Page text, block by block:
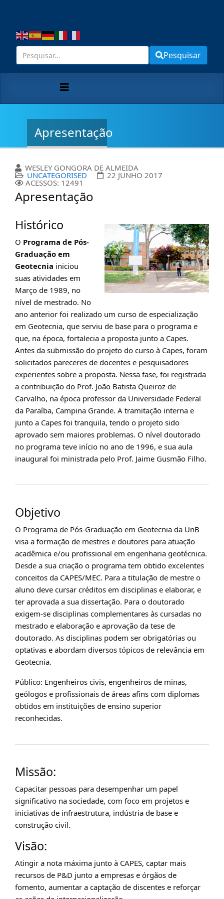
Pesquisar
Apresentação
WESLEY GONGORA DE ALMEIDA
UNCATEGORISED 22 JUNHO 2017
ACESSOS: 12491
Apresentação
Histórico
O Programa de Pós-
Graduação em
Geotecnia iniciou
suas atividades em
Março de 1989, no
nível de mestrado. No
ano anterior foi realizado um curso de especialização
em Geotecnia, que serviu de base para o programa e
que, na época, fortalecia a proposta junto a Capes.
Antes da submissão do projeto do curso à Capes, foram
solicitados pareceres de docentes e pesquisadores
experientes sobre a proposta. Nessa fase, foi registrada
a contribuição do Prof. João Batista Queiroz de
Carvalho, na época professor da Universidade Federal
da Paraíba, Campina Grande. A tramitação interna e
junto a Capes foi tranquila, tendo o projeto sido
aprovado sem maiores problemas. O nível doutorado
no programa teve início no ano de 1996, e sua aula
inaugural foi ministrada pelo Prof. Jaime Gusmão Filho.
Objetivo
O Programa de Pós-Graduação em Geotecnia da UnB
visa a formação de mestres e doutores para atuação
acadêmica e/ou profissional em engenharia geotécnica.
Desde a sua criação o programa tem obtido excelentes
conceitos da CAPES/MEC. Para a titulação de mestre o
aluno deve cursar créditos em disciplinas e elaborar, e
ter aprovada a sua dissertação. Para o doutorado
exigem-se disciplinas complementares às cursadas no
mestrado e elaboração e aprovação da tese de
doutorado. As disciplinas podem ser obrigatórias ou
optativas e abordam diversos tópicos de relevância em
Geotecnia.
Público: Engenheiros civis, engenheiros de minas,
geólogos e profissionais de áreas afins com diplomas
obtidos em instituições de ensino superior
reconhecidas.
Missão:
Capacitar pessoas para desempenhar um papel
significativo na sociedade, com foco em projetos e
iniciativas de infraestrutura, indústria de base e
construção civil.
Visão:
Atingir a nota máxima junto à CAPES, captar mais
recursos de P&D junto a empresas e órgãos de
fomento, aumentar a captação de discentes e reforçar